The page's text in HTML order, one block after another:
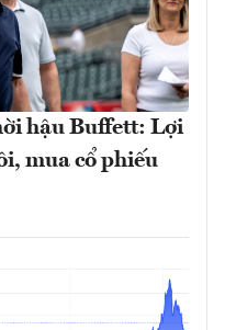
hậu Buffett: Lợi
mua cổ phiếu